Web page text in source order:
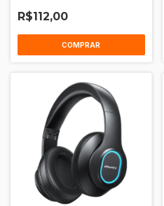
R$112,00
COMPRAR